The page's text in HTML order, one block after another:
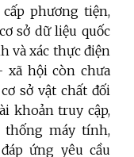
phương tiện,
sở dữ liệu quốc
và xác thực điện
hội còn chưa
sở vật chất đối
khoản truy cập,
máy tính,
ứng yêu cầu